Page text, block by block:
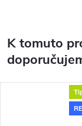
K tomuto